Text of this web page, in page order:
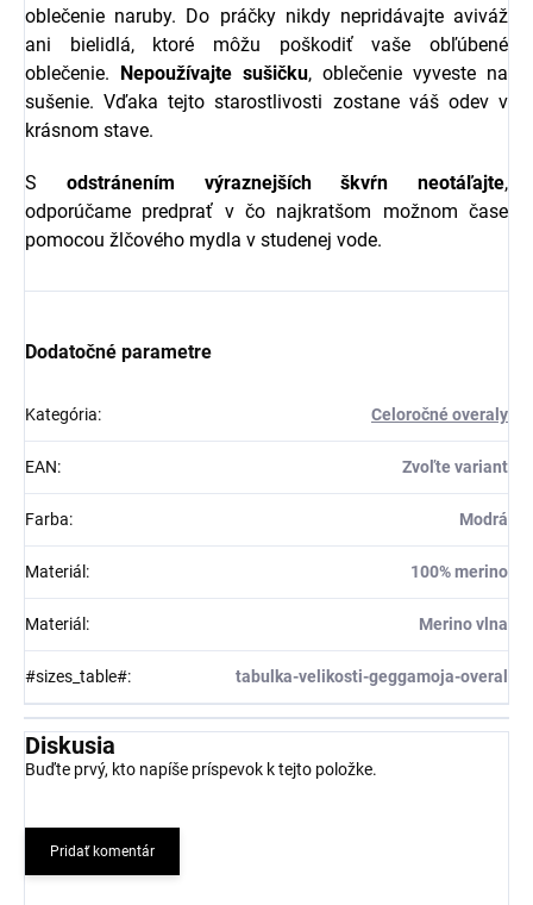
oblečenie naruby. Do práčky nikdy nepridávajte aviváž
ani bielidlá, ktoré môžu poškodiť vaše obľúbené
oblečenie. Nepoužívajte sušičku, oblečenie vyveste na
sušenie. Vďaka tejto starostlivosti zostane váš odev v
krásnom stave.
S odstránením výraznejších škvŕn neotáľajte,
odporúčame predprať v čo najkratšom možnom čase
pomocou žlčového mydla v studenej vode.
Dodatočné parametre
Kategória: Celoročné overaly
EAN: Zvoľte variant
Farba: Modrá
Materiál: 100% merino
Materiál: Merino vlna
#sizes_table#: tabulka-velikosti-geggamoja-overal
Diskusia
Buďte prvý, kto napíše príspevok k tejto položke.
Pridať komentár